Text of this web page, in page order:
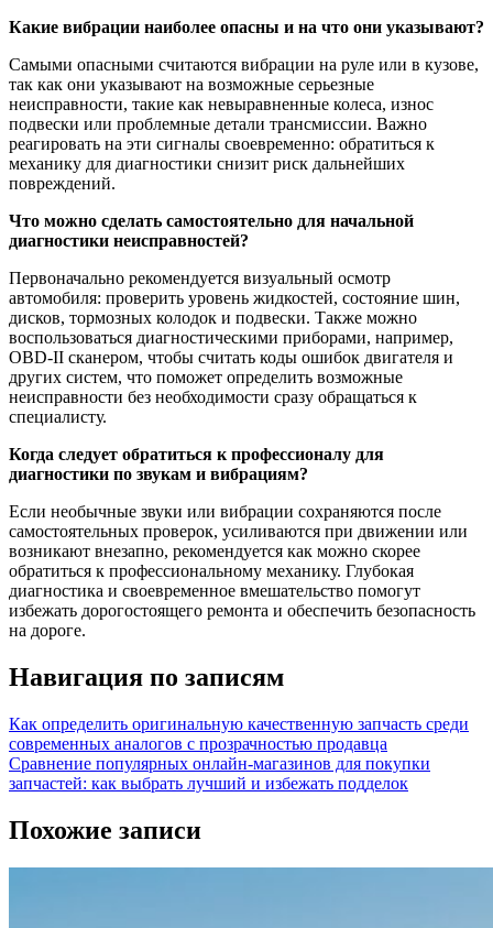
Какие вибрации наиболее опасны и на что они указывают?
Самыми опасными считаются вибрации на руле или в кузове,
так как они указывают на возможные серьезные
неисправности, такие как невыравненные колеса, износ
подвески или проблемные детали трансмиссии. Важно
реагировать на эти сигналы своевременно: обратиться к
механику для диагностики снизит риск дальнейших
повреждений.
Что можно сделать самостоятельно для начальной
диагностики неисправностей?
Первоначально рекомендуется визуальный осмотр
автомобиля: проверить уровень жидкостей, состояние шин,
дисков, тормозных колодок и подвески. Также можно
воспользоваться диагностическими приборами, например,
OBD-II сканером, чтобы считать коды ошибок двигателя и
других систем, что поможет определить возможные
неисправности без необходимости сразу обращаться к
специалисту.
Когда следует обратиться к профессионалу для
диагностики по звукам и вибрациям?
Если необычные звуки или вибрации сохраняются после
самостоятельных проверок, усиливаются при движении или
возникают внезапно, рекомендуется как можно скорее
обратиться к профессиональному механику. Глубокая
диагностика и своевременное вмешательство помогут
избежать дорогостоящего ремонта и обеспечить безопасность
на дороге.
Навигация по записям
Как определить оригинальную качественную запчасть среди
современных аналогов с прозрачностью продавца
Сравнение популярных онлайн-магазинов для покупки
запчастей: как выбрать лучший и избежать подделок
Похожие записи